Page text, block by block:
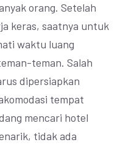
orang. Setelah
keras, saatnya untuk
waktu luang
teman. Salah
dipersiapkan
tempat
mencari hotel
tidak ada